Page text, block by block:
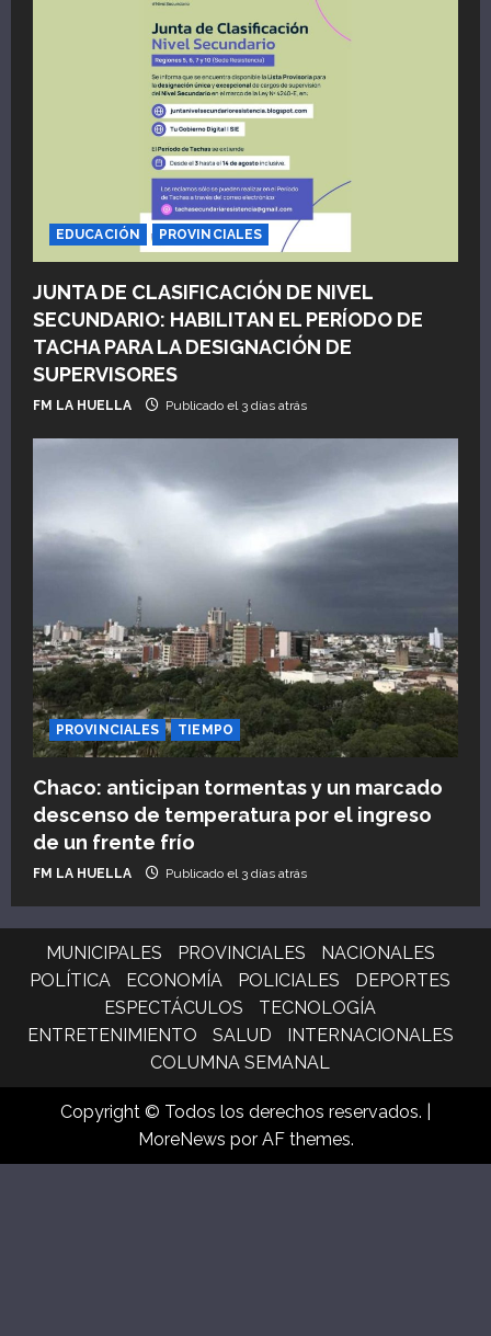
EDUCACIÓN PROVINCIALES
JUNTA DE CLASIFICACIÓN DE NIVEL
SECUNDARIO: HABILITAN EL PERÍODO DE
TACHA PARA LA DESIGNACIÓN DE
SUPERVISORES
FM LA HUELLA Publicado el 3 días atrás
PROVINCIALES TIEMPO
Chaco: anticipan tormentas y un marcado
descenso de temperatura por el ingreso
de un frente frío
FM LA HUELLA Publicado el 3 días atrás
MUNICIPALES PROVINCIALES
NACIONALES
POLÍTICA
ECONOMÍA POLICIALES
DEPORTES
ESPECTÁCULOS
TECNOLOGÍA
ENTRETENIMIENTO
SALUD
INTERNACIONALES
COLUMNA SEMANAL
Copyright © Todos los derechos reservados.
MoreNews por AF themes.